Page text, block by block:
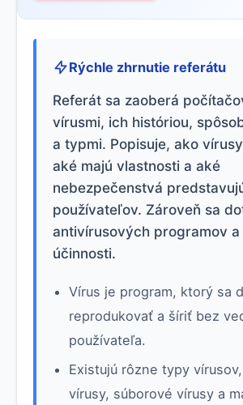
Rýchle zhrnutie referátu
Referát sa zaoberá
vírusmi, ich históriou,
a typmi. Popisuje, ako
aké majú vlastnosti a aké
nebezpečenstvá
používateľov. Zároveň sa
antivírusových programov a
účinnosti.
Vírus je program, ktorý sa
reprodukovať a šíriť bez
používateľa.
Existujú rôzne typy
vírusy, súborové vírusy a